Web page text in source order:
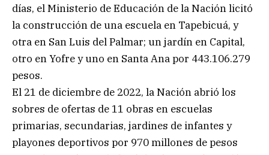
días, el Ministerio de Educación de la Nación licitó
la construcción de una escuela en Tapebicuá, y
otra en San Luis del Palmar; un jardín en Capital,
otro en Yofre y uno en Santa Ana por 443.106.279
pesos.
El 21 de diciembre de 2022, la Nación abrió los
sobres de ofertas de 11 obras en escuelas
primarias, secundarias, jardines de infantes y
playones deportivos por 970 millones de pesos